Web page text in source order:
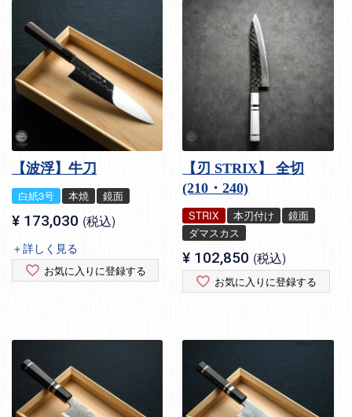
【波浮】牛刀
白紙3号 本焼 鏡面
¥ 173,030 税込
＋詳しく見る
お気に入りに登録する
【刃 STRIX】 全切
(210・240)
STRIX 本刃付け
鏡面
ダマスカス
¥ 102,850 税込
お気に入りに登録する